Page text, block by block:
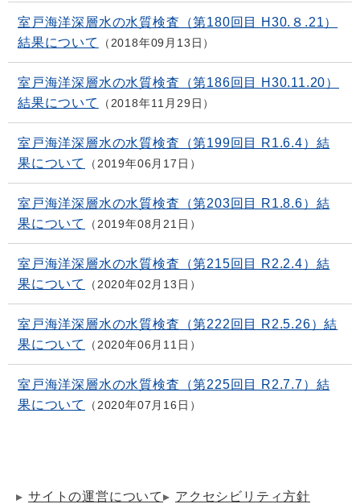
室戸海洋深層水の水質検査（第180回目 H30.８.21）
結果について
2018年09月13日
室戸海洋深層水の水質検査（第186回目 H30.11.20）
結果について
2018年11月29日
室戸海洋深層水の水質検査（第199回目 R1.6.4）結
果について
2019年06月17日
室戸海洋深層水の水質検査（第203回目 R1.8.6）結
果について
2019年08月21日
室戸海洋深層水の水質検査（第215回目 R2.2.4）結
果について
2020年02月13日
室戸海洋深層水の水質検査（第222回目 R2.5.26）結
果について
2020年06月11日
室戸海洋深層水の水質検査（第225回目 R2.7.7）結
果について
2020年07月16日
サイトの運営について
アクセシビリティ方針